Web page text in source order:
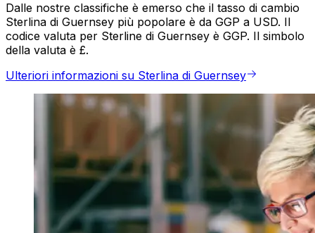
Dalle nostre classifiche è emerso che il tasso di cambio
Sterlina di Guernsey più popolare è da GGP a USD. Il
codice valuta per Sterline di Guernsey è GGP. Il simbolo
della valuta è £.
Ulteriori informazioni su Sterlina di Guernsey